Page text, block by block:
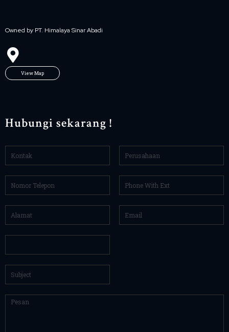
Owned by PT. Himalaya Sinar Abadi
View Map
Hubungi sekarang !